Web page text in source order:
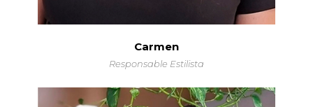
Carmen
Responsable Estilista